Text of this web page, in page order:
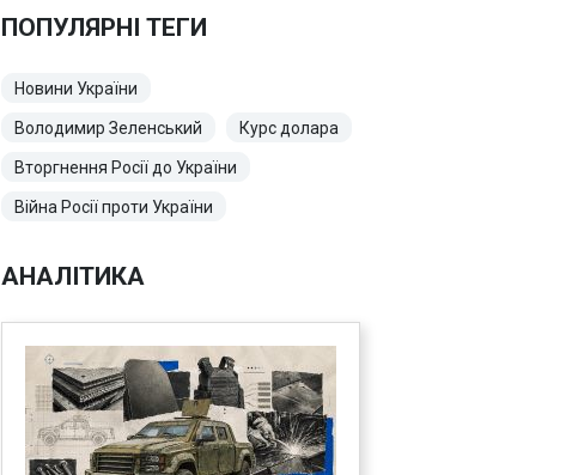
ПОПУЛЯРНІ ТЕГИ
Новини України
Володимир Зеленський Курс долара
Вторгнення Росії до України
Війна Росії проти України
АНАЛІТИКА